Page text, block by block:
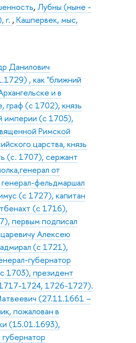
, Лубны (ныне -
г. , Кашпервек, мыс,
Данилович
, как "ближний
и в
граф (с 1702), князь
империи (с 1705),
Римской
царства, князь
(с. 1707), сержант
от
фельдмаршал
(с 1727), капитан
(с 1716),
первым подписал
Алексею
(с 1721),
губернатор
1703), президент
1724, 1726-1727).
(27.11.1661 –
пожалован в
(15.01.1693),